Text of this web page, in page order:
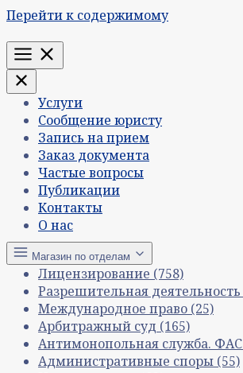
Перейти к содержимому
Меню
Услуги
Сообщение юристу
Запись на прием
Заказ документа
Частые вопросы
Публикации
Контакты
О нас
Магазин по отделам
Лицензирование (758)
Разрешительная деятельность
Международное право (25)
Арбитражный суд (165)
Антимонопольная служба. ФАС
Административные споры (55)